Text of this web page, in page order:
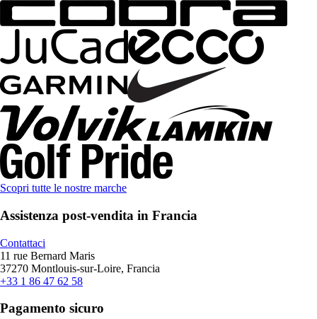
Scopri tutte le nostre marche
Assistenza post-vendita in Francia
Contattaci
11 rue Bernard Maris
37270 Montlouis-sur-Loire, Francia
+33 1 86 47 62 58
Pagamento sicuro